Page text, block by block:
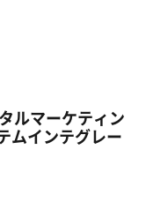
ルマーケティン
ムインテグレー